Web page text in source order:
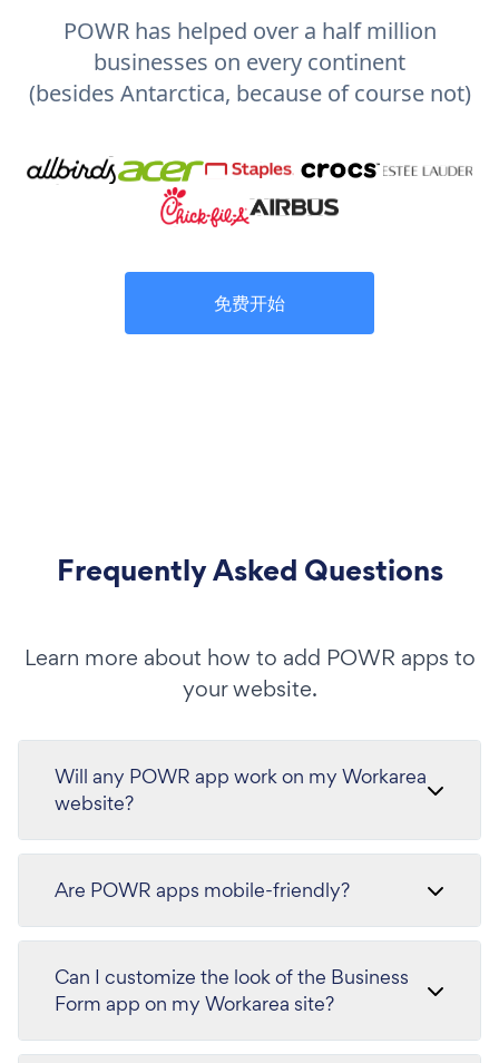
POWR has helped over a half million
businesses on every continent
(besides Antarctica, because of course not)
免费开始
Frequently Asked Questions
Learn more about how to add POWR apps to
your website.
Will any POWR app work on my Workarea
website?
Are POWR apps mobile-friendly?
Can I customize the look of the Business
Form app on my Workarea site?